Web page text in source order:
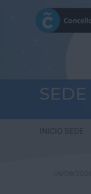
INICIO SEDE
06/08/